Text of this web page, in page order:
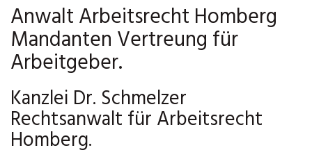
Anwalt Arbeitsrecht Homberg
Mandanten Vertreung für
Arbeitgeber.
Kanzlei Dr. Schmelzer
Rechtsanwalt für Arbeitsrecht
Homberg.